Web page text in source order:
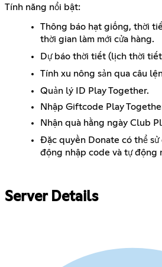
Tính năng nổi bật:
Thông báo hạt giống, thời
thời gian làm mới cửa hàng.
Dự báo thời tiết (lịch thời
Tính xu nông sản qua câu
Quản lý ID Play Together.
Nhập Giftcode Play
Nhận quà hằng ngày Club
Đặc quyền Donate có thể
động nhập code và tự động
Server Details